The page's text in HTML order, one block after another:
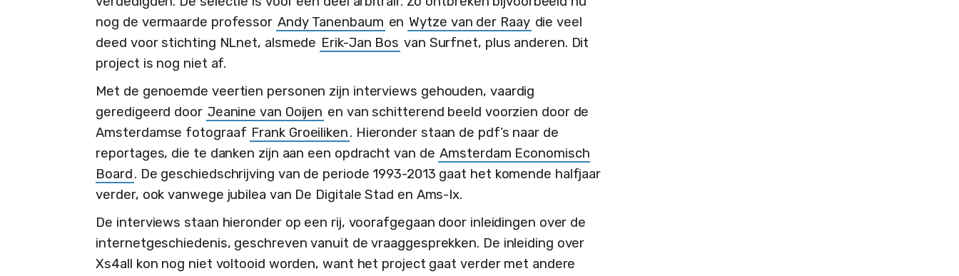
nog de vermaarde professor Andy Tanenbaum en Wytze van der Raay die veel
deed voor stichting NLnet, alsmede Erik-Jan Bos van Surfnet, plus anderen. Dit
project is nog niet af.
Met de genoemde veertien personen zijn interviews gehouden, vaardig
geredigeerd door Jeanine van Ooijen en van schitterend beeld voorzien door de
Amsterdamse fotograaf Frank Groeiliken. Hieronder staan de pdf’s naar de
reportages, die te danken zijn aan een opdracht van de Amsterdam Economisch
Board. De geschiedschrijving van de periode 1993-2013 gaat het komende halfjaar
verder, ook vanwege jubilea van De Digitale Stad en Ams-Ix.
De interviews staan hieronder op een rij, voorafgegaan door inleidingen over de
internetgeschiedenis, geschreven vanuit de vraaggesprekken. De inleiding over
Xs4all kon nog niet voltooid worden, want het project gaat verder met andere